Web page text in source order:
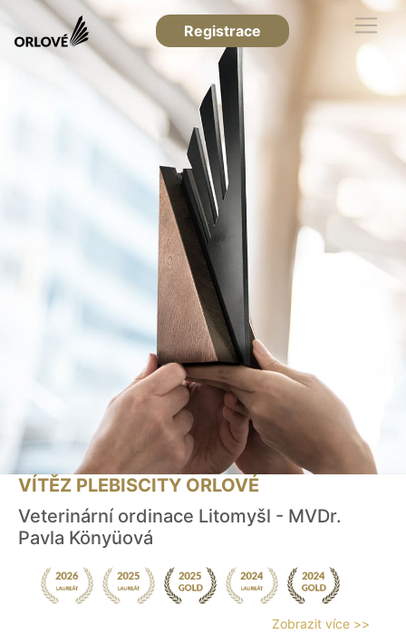
Registrace
VÍTĚZ PLEBISCITY ORLOVÉ
Veterinární ordinace Litomyšl - MVDr.
Pavla Könyüová
Zobrazit více >>